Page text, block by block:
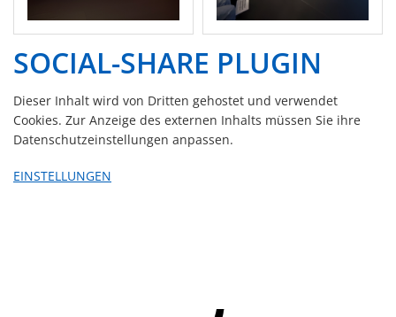
SOCIAL-SHARE PLUGIN
Dieser Inhalt wird von Dritten gehostet und verwendet
Cookies. Zur Anzeige des externen Inhalts müssen Sie ihre
Datenschutzeinstellungen anpassen.
EINSTELLUNGEN